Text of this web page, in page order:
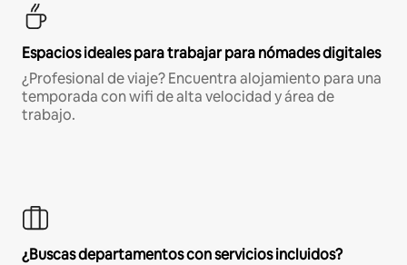
Espacios ideales para trabajar para nómades digitales
¿Profesional de viaje? Encuentra alojamiento para una
temporada con wifi de alta velocidad y área de
trabajo.
¿Buscas departamentos con servicios incluidos?